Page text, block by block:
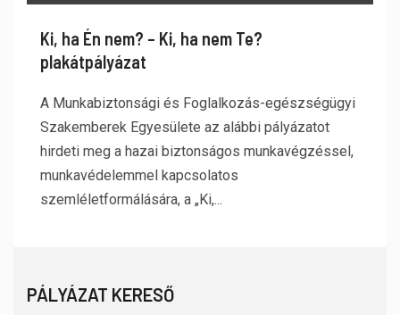
Ki, ha Én nem? – Ki, ha nem Te?
plakátpályázat
A Munkabiztonsági és Foglalkozás-egészségügyi
Szakemberek Egyesülete az alábbi pályázatot
hirdeti meg a hazai biztonságos munkavégzéssel,
munkavédelemmel kapcsolatos
szemléletformálására, a „Ki,...
PÁLYÁZAT KERESŐ